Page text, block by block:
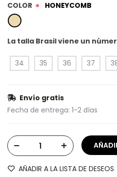
COLOR * HONEYCOMB
La talla Brasil viene un
34 35 36 37
Envío gratis
Fecha de entrega: 1-2 días
AÑADIR A LA LISTA DE DESEOS